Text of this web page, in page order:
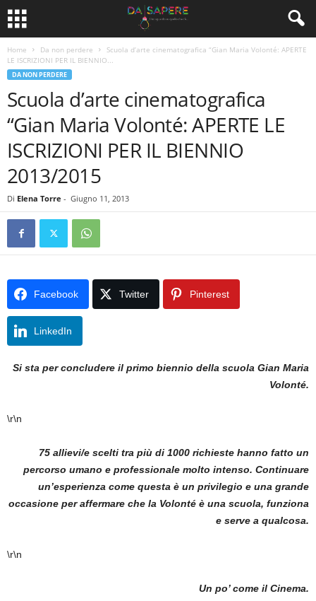
Home Da non perdere
Scuola d’arte cinematografica “Gian Maria Volonté: APERTE
LE ISCRIZIONI PER IL BIENNIO...
DA NON PERDERE
Scuola d’arte cinematografica
“Gian Maria Volonté: APERTE LE
ISCRIZIONI PER IL BIENNIO
2013/2015
Di Elena Torre - Giugno 11, 2013
Facebook Twitter Pinterest
LinkedIn
Si sta per concludere il primo biennio della scuola Gian Maria
Volonté.
\r\n
75 allievi/e scelti tra più di 1000 richieste hanno fatto un
percorso umano e professionale molto intenso. Continuare
un’esperienza come questa è un privilegio e una grande
occasione per affermare che la Volonté è una scuola, funziona
e serve a qualcosa.
\r\n
Un po’ come il Cinema.